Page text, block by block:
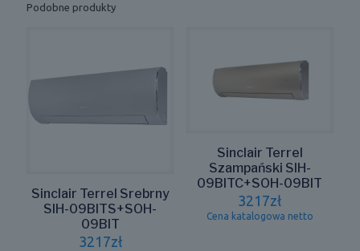
Podobne produkty
Sinclair Terrel Srebrny
SIH-09BITS+SOH-
09BIT
3217zł
Sinclair Terrel
Szampański SIH-
09BITC+SOH-09BIT
3217zł
Cena katalogowa netto